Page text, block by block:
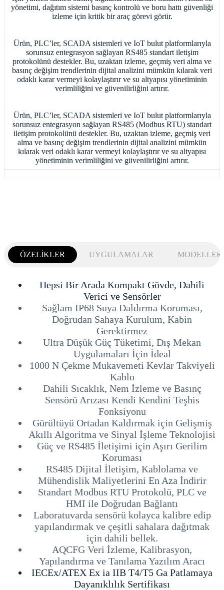
yönetimi, dağıtım sistemi basınç kontrolü ve boru hattı güvenliği
izleme için kritik bir araç görevi görür.
Ürün, PLC’ler, SCADA sistemleri ve IoT bulut platformlarıyla
sorunsuz entegrasyon sağlayan RS485 standart iletişim
protokolünü destekler. Bu, uzaktan izleme, geçmiş veri alma ve
basınç değişim trendlerinin dijital analizini mümkün kılarak veri
odaklı karar vermeyi kolaylaştırır ve su altyapısı yönetiminin
verimliliğini ve güvenilirliğini artırır.
Ürün, PLC’ler, SCADA sistemleri ve IoT bulut platformlarıyla
sorunsuz entegrasyon sağlayan RS485 (Modbus RTU) standart
iletişim protokolünü destekler. Bu, uzaktan izleme, geçmiş veri
alma ve basınç değişim trendlerinin dijital analizini mümkün
kılarak veri odaklı karar vermeyi kolaylaştırır ve su altyapısı
yönetiminin verimliliğini ve güvenilirliğini artırır.
ÖZELİKLER UYGULAMALAR MODELLER
Hepsi Bir Arada Kompakt Gövde, Dahili
Verici ve Sensörler
Sağlam IP68 Suya Daldırma Koruması,
Doğrudan Sahaya Kurulum, Kabin
Gerektirmez
Ultra Düşük Güç Tüketimi, Dış Mekan
Uygulamaları İçin İdeal
1000 N Çekme Mukavemeti Kevlar Takviyeli
Kablo
Dahili Sıcaklık, Nem İzleme ve Basınç
Sensörü Arızası Kendi Kendini Teşhis
Fonksiyonu
Gürültüyü Ortadan Kaldırmak için Gelişmiş
Akıllı Algoritma ve Sinyal İşleme Teknolojisi
Güç ve RS485 İletişimi için Aşırı Gerilim
Koruması
RS485 Dijital İletişim, Kablolama ve
Mühendislik Maliyetlerini En Aza İndirir
Standart Modbus RTU Protokolü, PLC ve
HMI ile Doğrudan Bağlantı
Laboratuvarda sensörü kolayca kalibre edip
yapılandırmak ve çeşitli sahalara dağıtmak
için dahili bellek.
AQCFG Veri İzleme, Kalibrasyon,
Yapılandırma ve Tanılama Yazılım Aracı
IECEx/ATEX Ex ia IIB T4/T5 Ga Patlamaya
Dayanıklılık Sertifikası